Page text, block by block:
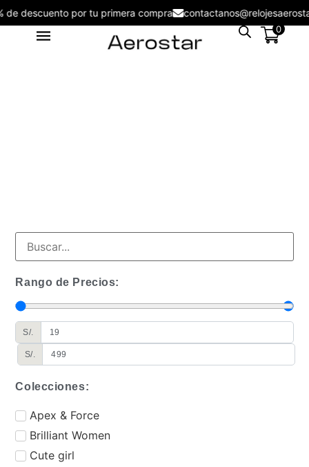
Dreams 6218002 WH - 6218001
de descuento por tu primera compra
0
Rango de Precios:
S/.
S/.
Colecciones:
⁠Apex & Force
Brilliant Women
Cute girl